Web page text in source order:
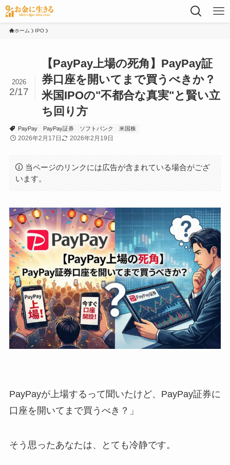
ホーム IPO
【PayPay上場の死角】PayPay証
券口座を開いてまで買うべきか？
米国IPOの"不都合な真実"と賢い立
ち回り方
2026
2/17
PayPay PayPay証券 ソフトバンク 米国株
2026年2月17日 2026年2月19日
当ページのリンクには広告が含まれている場合がござ
います。
PayPayが上場するって聞いたけど、PayPay証券に
口座を開いてまで買うべき？」
そう思ったあなたは、とても冷静です。